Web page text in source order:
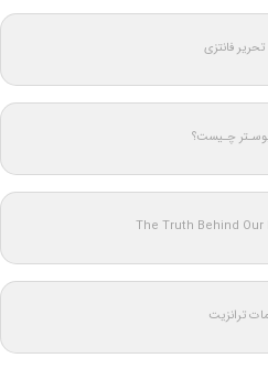
تحریر فانتزی
چـیست؟
The Truth Behind
ترانزیت